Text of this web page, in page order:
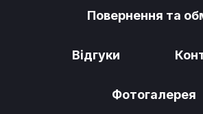
Повернення та
Відгуки
Фотогалерея